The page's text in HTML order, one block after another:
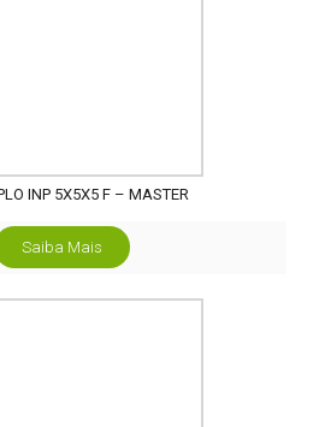
INP 5X5X5 F – MASTER
Saiba Mais